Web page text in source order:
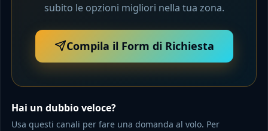
subito le opzioni migliori nella tua zona.
Compila il Form di Richiesta
Hai un dubbio veloce?
Usa questi canali per fare una domanda al volo. Per